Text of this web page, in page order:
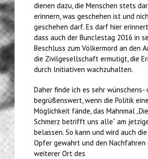
dienen dazu, die Menschen stets
erinnern, was geschehen ist und
geschehen darf. Es darf hier
dass auch der Bunclestag 2016 in
Beschluss zum Völkermord an den
die Zivilgesellschaft ermutigt, die
durch lnitiativen wachzuhalten.
Daher finde ich es sehr wünschens-
begrüßenswert, wenn die Politik eine
Möglichkeit fände, das Mahnmal
Schmerz betrifft uns alle“ am
belassen. So kann und wird auch
Opfer gewahrt und den Nachfahren
weiterer Ort des